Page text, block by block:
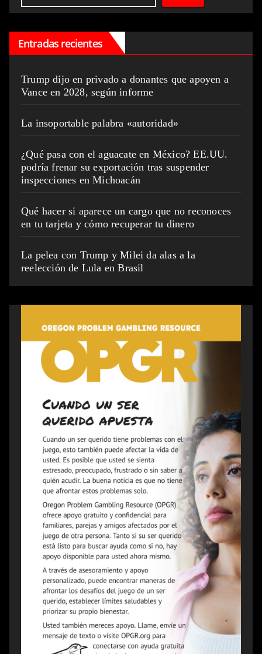
Entradas recientes
Trump dijo en privado a donantes que apoyen a
Vance en 2028, según informe
La insoportable palabra «autoridad»
¿Qué pasa con el aguacate en México? EE.UU.
podría frenar su exportación tras suspender
inspecciones en Michoacán
Qué hacer si aparece un cargo que no reconoces
en tu tarjeta y cómo recuperar tu dinero
La pelea con Trump y Milei da alas a la
reelección de Lula en Brasil